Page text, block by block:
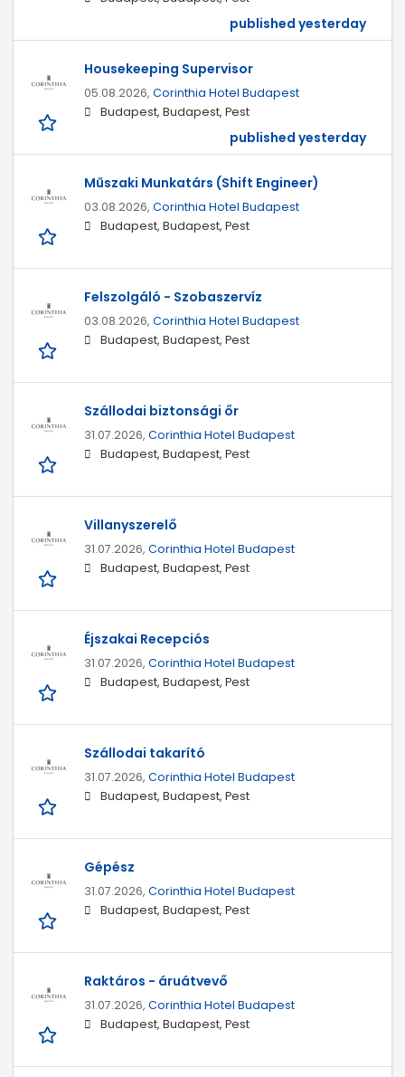
published yesterday
Housekeeping Supervisor
05.08.2026, Corinthia Hotel Budapest
Budapest, Budapest, Pest
published yesterday
Műszaki Munkatárs (Shift Engineer)
03.08.2026, Corinthia Hotel Budapest
Budapest, Budapest, Pest
Felszolgáló - Szobaszervíz
03.08.2026, Corinthia Hotel Budapest
Budapest, Budapest, Pest
Szállodai biztonsági őr
31.07.2026, Corinthia Hotel Budapest
Budapest, Budapest, Pest
Villanyszerelő
31.07.2026, Corinthia Hotel Budapest
Budapest, Budapest, Pest
Éjszakai Recepciós
31.07.2026, Corinthia Hotel Budapest
Budapest, Budapest, Pest
Szállodai takarító
31.07.2026, Corinthia Hotel Budapest
Budapest, Budapest, Pest
Gépész
31.07.2026, Corinthia Hotel Budapest
Budapest, Budapest, Pest
Raktáros - áruátvevő
31.07.2026, Corinthia Hotel Budapest
Budapest, Budapest, Pest